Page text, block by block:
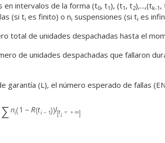
en intervalos de la forma (t0, t1 ), (t1 , t2),...,(tk-1 ,
(si ti es finito) o ni suspensiones (si ti es
total de unidades despachadas hasta el
de unidades despachadas que fallaron
garantía (L), el número esperado de fallas